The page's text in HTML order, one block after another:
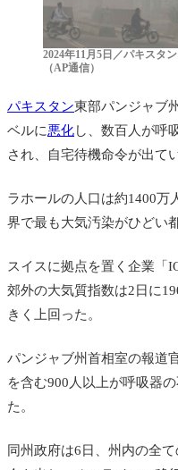
2024年11月5日／パキスタ
（AP通信）
パキスタン東部パンジャブ州
ベルに悪化し、数百人が呼
され、自宅待機命令が出て
ラホールの人口は約1400万
界で最も大気汚染がひどい
スイスに拠点を置く企業「
郊外の大気質指数は2日に
きく上回った。
パンジャブ州首相室の報道
を含む900人以上が呼吸器
た。
同州政府は6日、州内の全